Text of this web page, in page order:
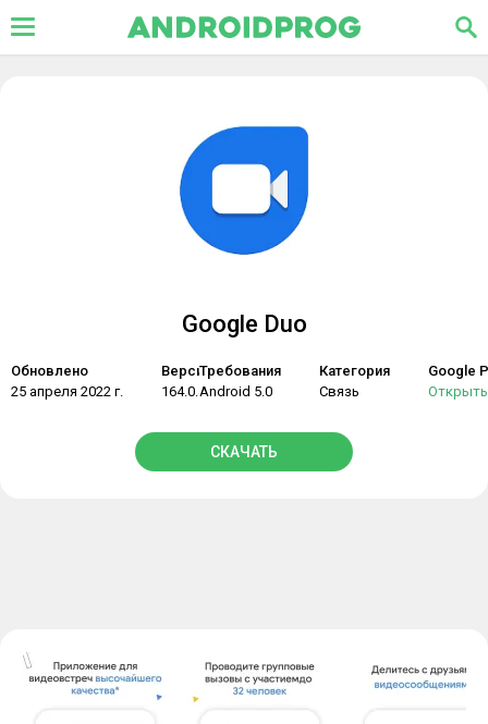
Google Duo
Обновлено
25 апреля 2022 г.
Версия
164.0.439182979
Требования
Android 5.0
Категория
Связь
Google
Открыть
СКАЧАТЬ